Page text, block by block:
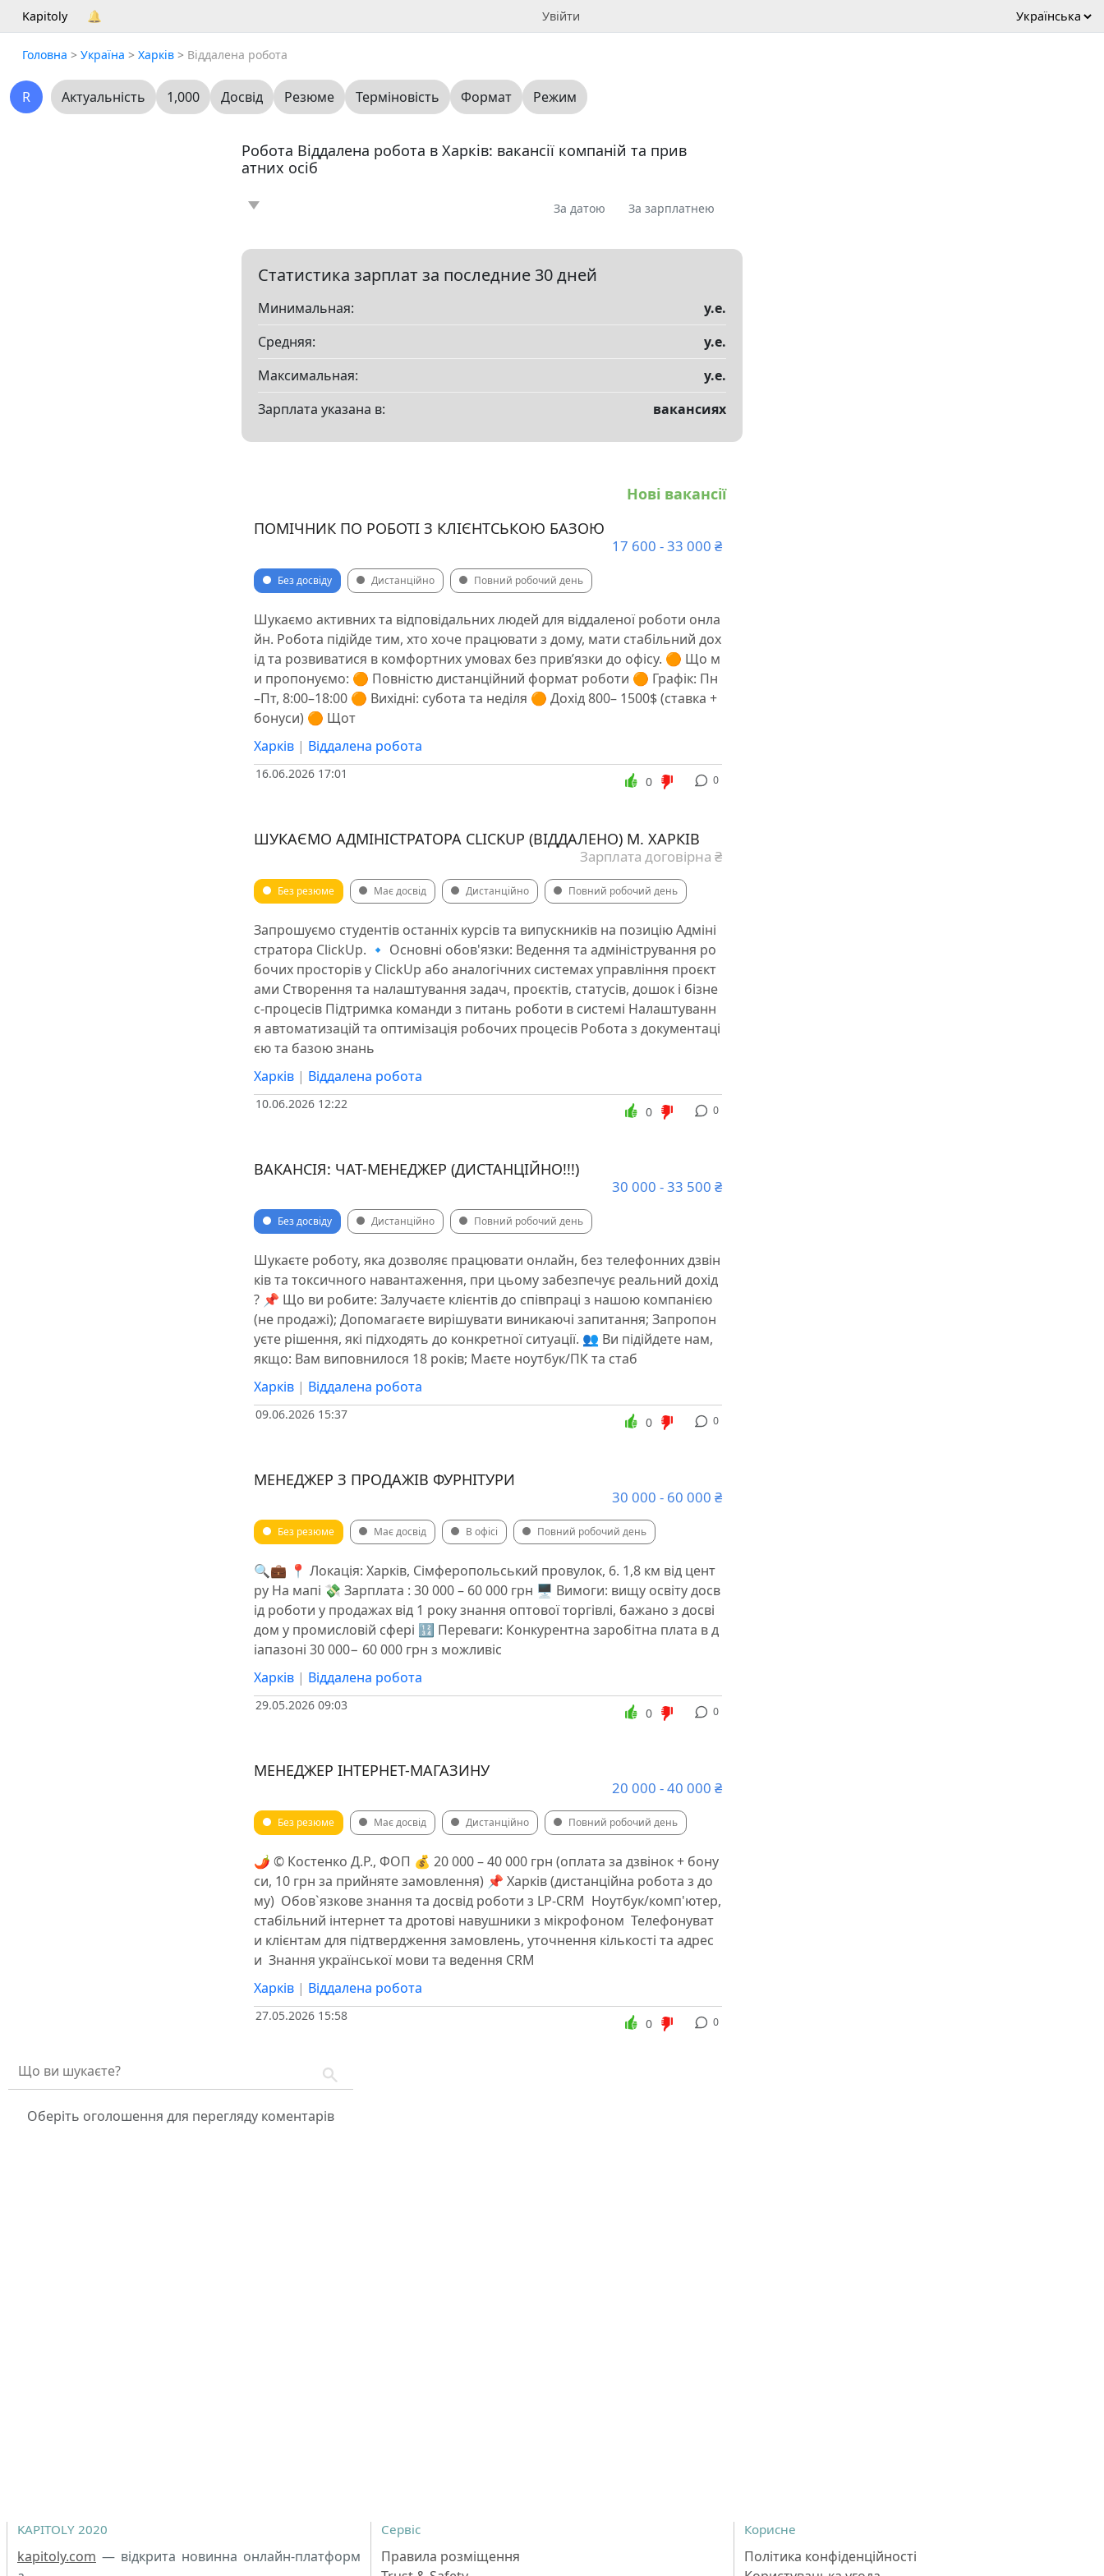
Kapitoly 🔔 Увійти
Головна > Україна > Харків > Віддалена робота
R Актуальність 1,000 Досвід Резюме Терміновість Формат Режим
Робота Віддалена робота в Харків: вакансії компаній та прив
атних осіб
Все
Показать все разделы
За датою За зарплатнею
Статистика зарплат за последние 30 дней
Минимальная:
у.е.
Средняя:
у.е.
Максимальная:
у.е.
Зарплата указана в:
вакансиях
Нові вакансії
ПОМІЧНИК ПО РОБОТІ З КЛІЄНТСЬКОЮ БАЗОЮ
17 600 - 33 000 ₴
Без досвіду Дистанційно Повний робочий день
Шукаємо активних та відповідальних людей для віддаленої роботи онла
йн. Робота підійде тим, хто хоче працювати з дому, мати стабільний дох
ід та розвиватися в комфортних умовах без прив’язки до офісу. 🟠 Що м
и пропонуємо: 🟠 Повністю дистанційний формат роботи 🟠 Графік: Пн
–Пт, 8:00–18:00 🟠 Вихідні: субота та неділя 🟠 Дохід 800– 1500$ (ставка +
бонуси) 🟠 Щот
Харків | Віддалена робота
16.06.2026 17:01 0
0
ШУКАЄМО АДМІНІСТРАТОРА CLICKUP (ВІДДАЛЕНО) М. ХАРКІВ
Зарплата договірна ₴
Без резюме Має досвід Дистанційно Повний робочий день
Запрошуємо студентів останніх курсів та випускників на позицію Адміні
стратора ClickUp. 🔹 Основні обов'язки: Ведення та адміністрування ро
бочих просторів у ClickUp або аналогічних системах управління проєкт
ами Створення та налаштування задач, проєктів, статусів, дошок і бізне
с-процесів Підтримка команди з питань роботи в системі Налаштуванн
я автоматизацій та оптимізація робочих процесів Робота з документаці
єю та базою знань
Харків | Віддалена робота
10.06.2026 12:22 0
0
ВАКАНСІЯ: ЧАТ-МЕНЕДЖЕР (ДИСТАНЦІЙНО!!!)
30 000 - 33 500 ₴
Без досвіду Дистанційно Повний робочий день
Шукаєте роботу, яка дозволяє працювати онлайн, без телефонних дзвін
ків та токсичного навантаження, при цьому забезпечує реальний дохід
? 📌 Що ви робите: Залучаєте клієнтів до співпраці з нашою компанією
(не продажі); Допомагаєте вирішувати виникаючі запитання; Запропон
уєте рішення, які підходять до конкретної ситуації. 👥 Ви підійдете нам,
якщо: Вам виповнилося 18 років; Маєте ноутбук/ПК та стаб
Харків | Віддалена робота
09.06.2026 15:37 0
0
МЕНЕДЖЕР З ПРОДАЖІВ ФУРНІТУРИ
30 000 - 60 000 ₴
Без резюме Має досвід В офісі Повний робочий день
🔍💼 📍 Локація: Харків, Сімферопольський провулок, 6. 1,8 км від цент
ру На мапі 💸 Зарплата : 30 000 – 60 000 грн 🖥 Вимоги: вищу освіту досв
ід роботи у продажах від 1 року знання оптової торгівлі, бажано з досві
дом у промисловій сфері 🔢 Переваги: Конкурентна заробітна плата в д
іапазоні 30 000− 60 000 грн з можливіс
Харків | Віддалена робота
29.05.2026 09:03 0
0
МЕНЕДЖЕР ІНТЕРНЕТ-МАГАЗИНУ
20 000 - 40 000 ₴
Без резюме Має досвід Дистанційно Повний робочий день
🌶 ©️ Костенко Д.Р., ФОП 💰 20 000 – 40 000 грн (оплата за дзвінок + бону
си, 10 грн за прийняте замовлення) 📌 Харків (дистанційна робота з до
му) ️ Обов`язкове знання та досвід роботи з LP-CRM ️ Ноутбук/комп'ютер,
стабільний інтернет та дротові навушники з мікрофоном ️ Телефонуват
и клієнтам для підтвердження замовлень, уточнення кількості та адрес
и ️ Знання української мови та ведення CRM
Харків | Віддалена робота
27.05.2026 15:58 0
0
Оберіть оголошення для перегляду коментарів
KAPITOLY 2020
kapitoly.com — відкрита новинна онлайн-платформ
Сервіс
Правила розміщення
Корисне
Політика конфіденційності